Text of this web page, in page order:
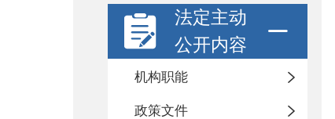
法定主动
公开内容
机构职能
政策文件